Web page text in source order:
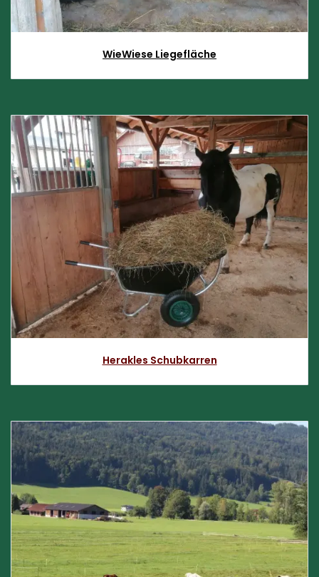
WieWiese Liegefläche
​Herakles​ Schubk​arren